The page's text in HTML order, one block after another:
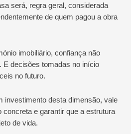
será, regra geral, considerada
de quem pagou a obra
imobiliário, confiança não
E decisões tomadas no início
no futuro.
investimento desta dimensão, vale
concreta e garantir que a estrutura
de vida.